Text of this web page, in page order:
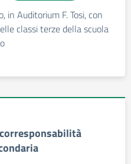
Auditorium F. Tosi, con
classi terze della scuola